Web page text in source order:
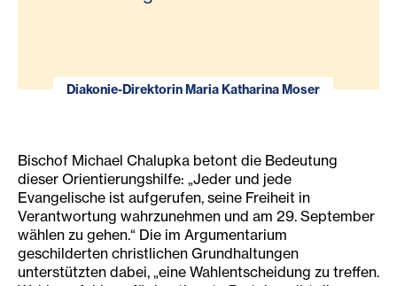
Diakonie-Direktorin Maria Katharina Moser
Bischof Michael Chalupka betont die Bedeutung
dieser Orientierungshilfe: „Jeder und jede
Evangelische ist aufgerufen, seine Freiheit in
Verantwortung wahrzunehmen und am 29. September
wählen zu gehen.“ Die im Argumentarium
geschilderten christlichen Grundhaltungen
unterstützten dabei, „eine Wahlentscheidung zu treffen.